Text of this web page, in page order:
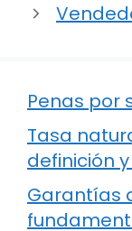
Penas por
Tasa
definición
Garantías